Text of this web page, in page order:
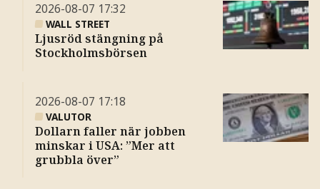
2026-08-07 17:32
WALL STREET
Ljusröd stängning på
Stockholmsbörsen
2026-08-07 17:18
VALUTOR
Dollarn faller när jobben
minskar i USA: ”Mer att
grubbla över”